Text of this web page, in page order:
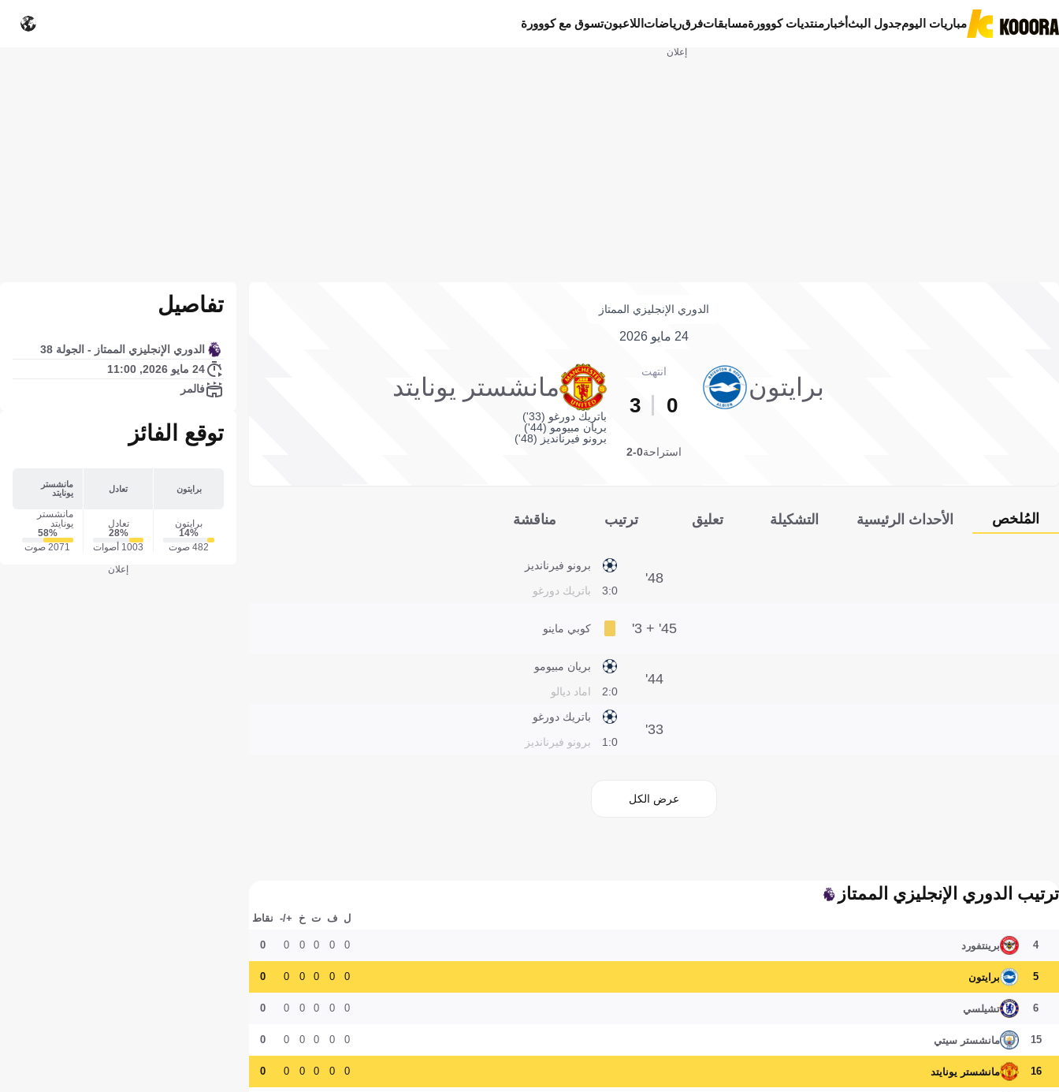
مباريات اليومجدول البثأخبار منتديات كووورةمسابقاتفرقرياضات اللاعبونتسوق مع كووورة
إعلان
الدوري الإنجليزي الممتاز
24 مايو 2026
برايتون
انتهت
0
3
مانشستر يونايتد
باتريك دورغو (33')
بريان مبيومو (44')
برونو فيرنانديز (48')
استراحة0-2
المُلخص الأحداث الرئيسية التشكيلة تعليق ترتيب مناقشة
0:3
برونو فيرنانديز
باتريك دورغو
48'
كوبي ماينو 45' + 3'
0:2
بريان مبيومو
اماد ديالو
44'
0:1
باتريك دورغو
برونو فيرنانديز
33'
عرض الكل
ترتيب الدوري الإنجليزي الممتاز
ل ف ت خ +/- نقاط
4 برينتفورد 0
0
0
0
0
0
5 برايتون 0
0
0
0
0
0
6 تشيلسي 0
0
0
0
0
0
15 مانشستر سيتي 0
0
0
0
0
0
16 مانشستر يونايتد 0
0
0
0
0
0
تفاصيل
الدوري الإنجليزي الممتاز - الجولة 38
24 مايو 2026, 11:00
فالمر
توقع الفائز
برايتون تعادل
مانشستر
يونايتد
برايتون
14‎%‎
482 صوت
تعادل
28‎%‎
1003 أصوات
مانشستر
يونايتد
58‎%‎
2071 صوت
إعلان